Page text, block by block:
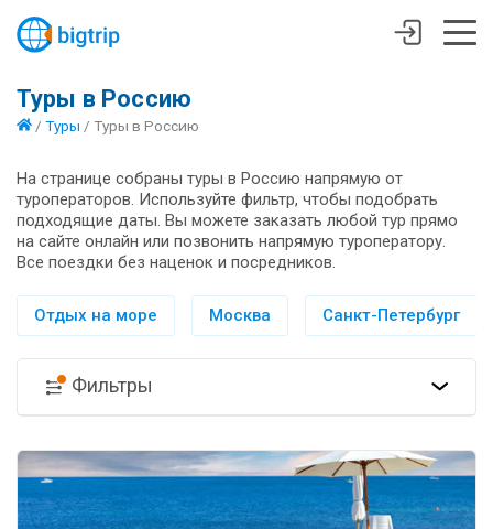
Туры в Россию
/ Туры / Туры в Россию
На странице собраны туры в Россию напрямую от
туроператоров. Используйте фильтр, чтобы подобрать
подходящие даты. Вы можете заказать любой тур прямо
на сайте онлайн или позвонить напрямую туроператору.
Все поездки без наценок и посредников.
Отдых на море Москва Санкт-Петербург
Фильтры